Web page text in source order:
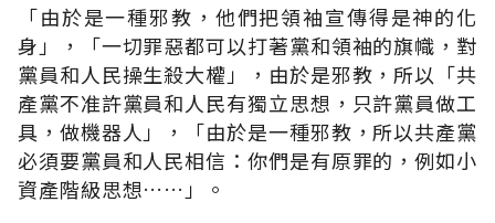
「由於是一種邪教，他們把領袖宣傳得是神的化
身」，「一切罪惡都可以打著黨和領袖的旗幟，對
黨員和人民操生殺大權」，由於是邪教，所以「共
產黨不准許黨員和人民有獨立思想，只許黨員做工
具，做機器人」，「由於是一種邪教，所以共產黨
必須要黨員和人民相信：你們是有原罪的，例如小
資產階級思想……」。